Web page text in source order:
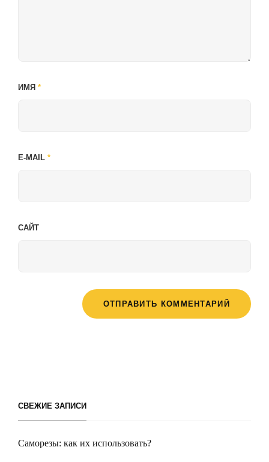
ИМЯ *
E-MAIL *
САЙТ
СВЕЖИЕ ЗАПИСИ
Саморезы: как их использовать?